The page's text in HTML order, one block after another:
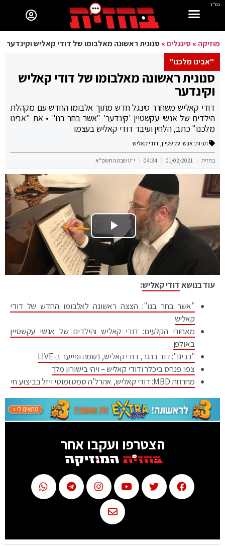
בס"ד
מוזיקה »סינגלים»סנונית ראשונה מאלבומו של דודי קאליש וקינדער
"אבינו מלכנו"
סנונית ראשונה מאלבומו של דודי קאליש
וקינדער
דודי קאליש משחרר סינגל חדש מתוך אלבומו החדש עם מקהלת
הילדים של אנשי עקשטיין 'קינדער' "אשר בחר בנו" • את "אבינו
מלכנו" כתב, הלחין ועיבד דודי קאליש בעצמו
תגיות: אנשי עקשטיין, דודי קאליש
בחזית 01/02/2021
04:34 י"ט שבט התשפ"א
Play Video
עוד בנושאדודי קאליש:
"אשר בחר בנו": הצצה ראשונה לאלבומו החדש של דודי
קאליש
מאחורי הקלעים: דודי קאליש והילדים של אנשי עקשטיין
באולפן
"רבינו": דוד ברגר, דודי קאליש, נשמה ופייער ב-LIVE
צפו: פנחס ביכלר ודודי קאליש – ויהי בישורון מלך
מחרוזת MBD: דודי קאליש, אהרל'ה סמט ומוטי ויזל בביצוע חי
הצטרפו ועקבו אחר